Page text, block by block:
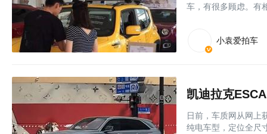
车，有很多顾虑。有
小袁爱拍车
凯迪拉克
日前，车质网从网上
纯电车型，定位全尺